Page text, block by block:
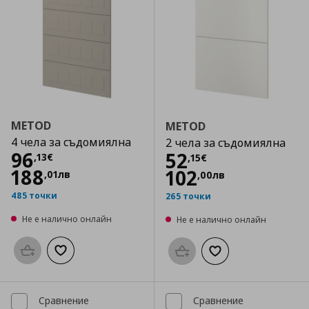
METOD
4 чела за съдомиялна
96,13€
Цена
188,01лв
485 точки
Не е налично онлайн
Προσθήκη στο καλάθι
Добави към списъка с любими
METOD
2 чела за съдомиялна
52,15€
Цена
102,00лв
265 точки
Не е налично онлайн
Προσθήκη στο καλάθι
Добави към
Сравнение Сравнение